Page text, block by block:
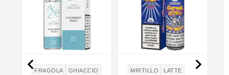
FRAGOLA
GHIACCIO
MIRTILLO
LATTE
 